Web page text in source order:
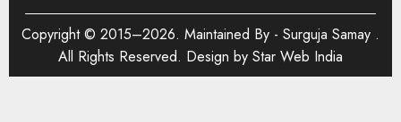
Copyright © 2015–2026. Maintained By - Surguja Samay .
All Rights Reserved. Design by Star Web India